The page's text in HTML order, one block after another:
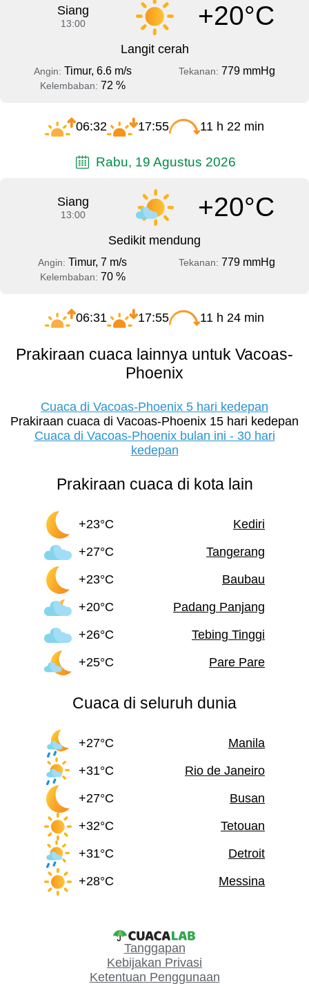
Siang
13:00 +20°C
Langit cerah
Angin: Timur, 6.6 m/s Tekanan: 779 mmHg
Kelembaban: 72 %
06:32 17:55 11 h 22 min
Rabu, 19 Agustus 2026
Siang
13:00 +20°C
Sedikit mendung
Angin: Timur, 7 m/s Tekanan: 779 mmHg
Kelembaban: 70 %
06:31 17:55 11 h 24 min
Prakiraan cuaca lainnya untuk Vacoas-
Phoenix
Cuaca di Vacoas-Phoenix 5 hari kedepan
Prakiraan cuaca di Vacoas-Phoenix 15 hari kedepan
Cuaca di Vacoas-Phoenix bulan ini - 30 hari
kedepan
Prakiraan cuaca di kota lain
+23°C
Kediri
+27°C
Tangerang
+23°C
Baubau
+20°C
Padang Panjang
+26°C
Tebing Tinggi
+25°C
Pare Pare
Cuaca di seluruh dunia
+27°C
Manila
+31°C
Rio de Janeiro
+27°C
Busan
+32°C
Tetouan
+31°C
Detroit
+28°C
Messina
Tanggapan
Kebijakan Privasi
Ketentuan Penggunaan